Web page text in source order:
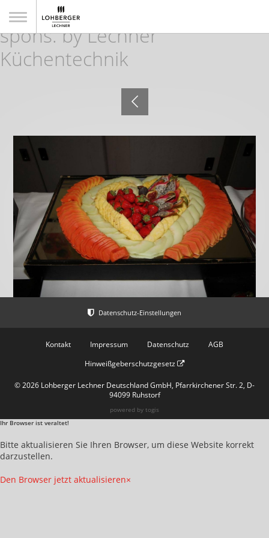
7. Golf WM der Gastronomie
spons. by Lechner
Küchentechnik
Kontakt Impressum Datenschutz
AGB
Hinweißgeberschutzgesetz
© 2026 Lohberger Lechner Deutschland GmbH, Pfarrkirchener Str. 2, D-
94099 Ruhstorf
powered by togis
Ihr Browser ist veraltet!
Bitte aktualisieren Sie Ihren Browser, um diese Website korrekt
darzustellen.
Den Browser jetzt aktualisieren×